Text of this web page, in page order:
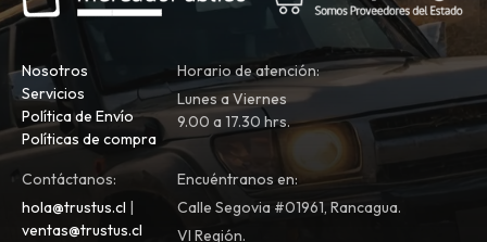
Nosotros
Servicios
Política de Envío
Políticas de compra
Horario de atención:
Lunes a Viernes
9.00 a 17.30 hrs.
Contáctanos:
hola@trustus.cl |
ventas@trustus.cl
Encuéntranos en:
Calle Segovia #01961, Rancagua.
VI Región.